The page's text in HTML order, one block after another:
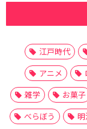
江戸時代
アニメ
雑学
お菓子
べらぼう